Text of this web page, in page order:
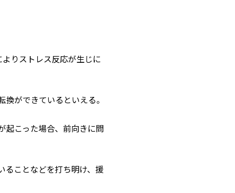
りストレス反応が生じに
ができているといえる。
起こった場合、前向きに問
ることなどを打ち明け、援